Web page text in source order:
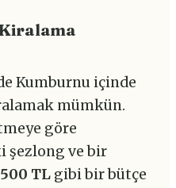
Kiralama
Kumburnu içinde
mümkün.
göre
şezlong ve bir
500 TL gibi bir bütçe